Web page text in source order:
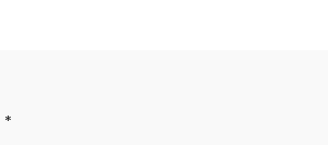
*